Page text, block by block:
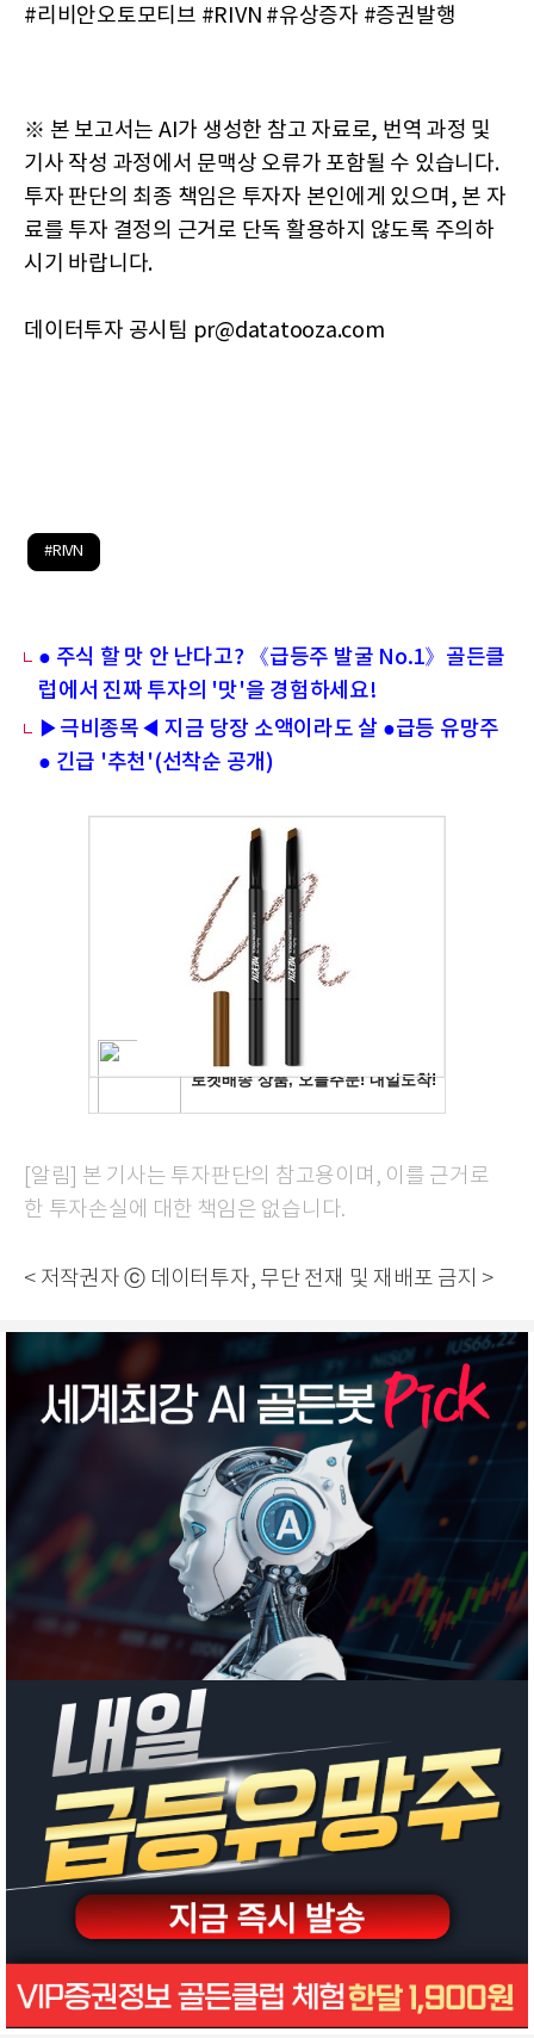
#리비안오토모티브 #RIVN #유상증자 #증권발행
※ 본 보고서는 AI가 생성한 참고 자료로, 번역 과정 및
기사 작성 과정에서 문맥상 오류가 포함될 수 있습니다.
투자 판단의 최종 책임은 투자자 본인에게 있으며, 본 자
료를 투자 결정의 근거로 단독 활용하지 않도록 주의하
시기 바랍니다.
데이터투자 공시팀 pr@datatooza.com
#RIVN
● 주식 할 맛 안 난다고? 《급등주 발굴 No.1》골든클
럽에서 진짜 투자의 '맛'을 경험하세요!
▶극비종목◀ 지금 당장 소액이라도 살 ●급등 유망주
● 긴급 '추천'(선착순 공개)
[알림] 본 기사는 투자판단의 참고용이며, 이를 근거로
한 투자손실에 대한 책임은 없습니다.
< 저작권자 ⓒ 데이터투자, 무단 전재 및 재배포 금지 >